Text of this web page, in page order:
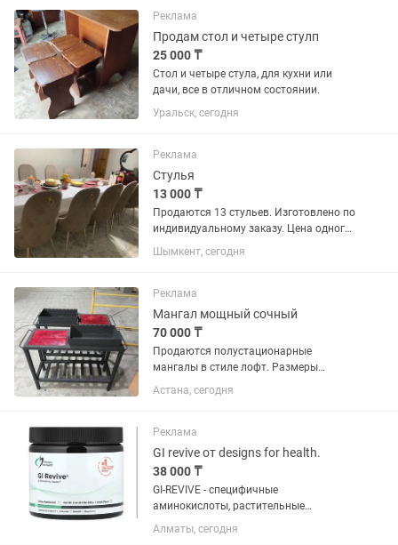
Реклама
Продам стол и четыре стулп
25 000 ₸
Стол и четыре стула, для кухни или
дачи, все в отличном состоянии.
Уральск, сегодня
Реклама
Стулья
13 000 ₸
Продаются 13 стульев. Изготовлено по
индивидуальному заказу. Цена одного
стулья 13 000 тенге
Шымкент, сегодня
Реклама
Мангал мощный сочный
70 000 ₸
Продаются полустационарные
мангалы в стиле лофт. Размеры
мангала 550300130 размер металла
5мм. Размер станины 1100840400
толщина стенки 1.8мм окрашен в
термостойкую...
Астана, сегодня
Реклама
GI revive от designs for health.
38 000 ₸
GI-REVIVE - специфичные
аминокислоты, растительные
экстракты и минералы снимает
воспалительный процесс с кишечника,
Алматы, сегодня